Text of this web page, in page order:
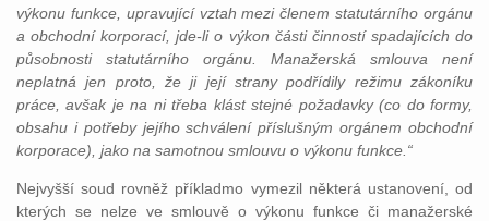
výkonu funkce, upravující vztah mezi členem statutárního orgánu
a obchodní korporací, jde-li o výkon části činností spadajících do
působnosti statutárního orgánu. Manažerská smlouva není
neplatná jen proto, že ji její strany podřídily režimu zákoníku
práce, avšak je na ni třeba klást stejné požadavky (co do formy,
obsahu i potřeby jejího schválení příslušným orgánem obchodní
korporace), jako na samotnou smlouvu o výkonu funkce.“
Nejvyšší soud rovněž příkladmo vymezil některá ustanovení, od
kterých se nelze ve smlouvě o výkonu funkce či manažerské